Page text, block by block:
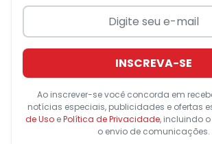
INSCREVA-SE
Ao inscrever-se você concorda em
notícias especiais, publicidades e ofertas
de UsoePolítica de Privacidade, incluindo
o envio de comunicações.